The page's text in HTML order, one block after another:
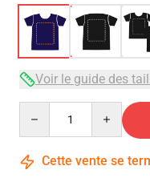
Voir le guide des
Cette vente se